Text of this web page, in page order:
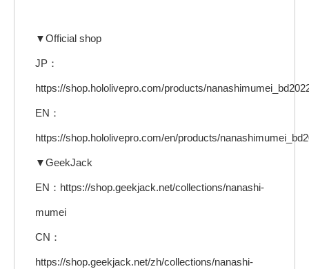
▼Official shop
JP：
https://shop.hololivepro.com/products/
EN：
https://shop.hololivepro.com/en/products/
▼GeekJack
EN：https://shop.geekjack.net/collections/nanashi-
mumei
CN：
https://shop.geekjack.net/zh/collections/nanashi-